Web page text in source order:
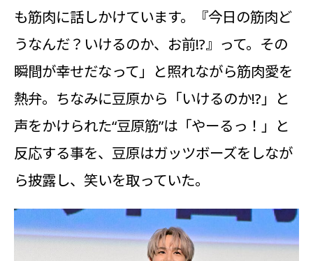
も筋肉に話しかけています。『今日の筋肉ど
うなんだ？いけるのか、お前!?』って。その
瞬間が幸せだなって」と照れながら筋肉愛を
熱弁。ちなみに豆原から「いけるのか!?」と
声をかけられた“豆原筋”は「やーるっ！」と
反応する事を、豆原はガッツボーズをしなが
ら披露し、笑いを取っていた。